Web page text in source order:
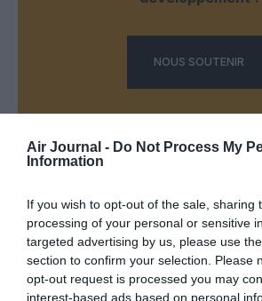
Air Journal - Do Not Process My
Information
If you wish to opt-out of the sale, sharing
processing of your personal or sensitive
targeted advertising by us, please use
section to confirm your selection. Please
opt-out request is processed you may
interest-based ads based on personal
NOUS SOUTENIR
DERNIERS
Tiloa commenté l'article :